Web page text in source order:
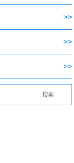
>>
>>
>>